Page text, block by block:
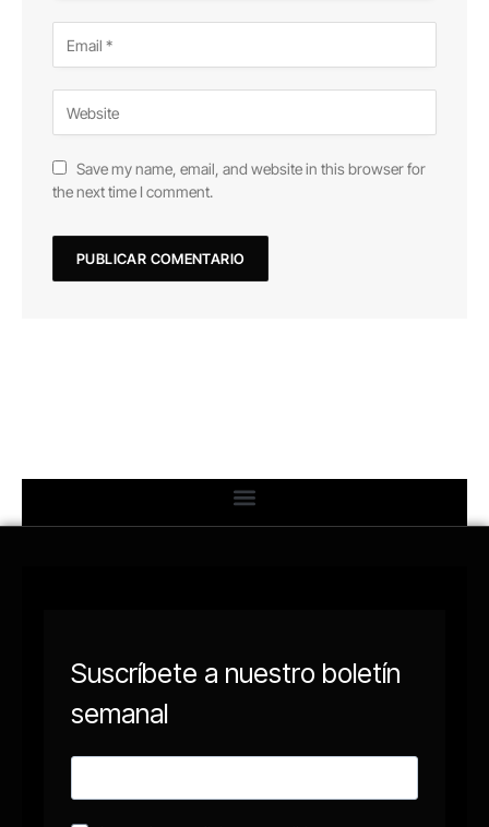
Save my name, email, and website in this browser for
the next time I comment.